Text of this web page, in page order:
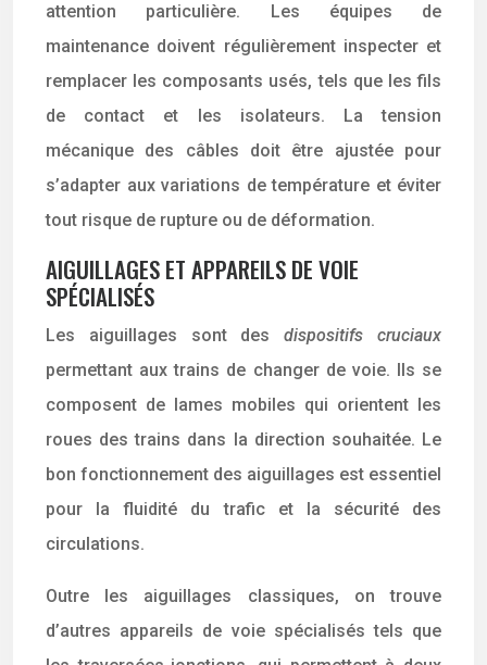
attention particulière. Les équipes de
maintenance doivent régulièrement inspecter et
remplacer les composants usés, tels que les fils
de contact et les isolateurs. La tension
mécanique des câbles doit être ajustée pour
s’adapter aux variations de température et éviter
tout risque de rupture ou de déformation.
AIGUILLAGES ET APPAREILS DE VOIE
SPÉCIALISÉS
Les aiguillages sont desdispositifs cruciaux
permettant aux trains de changer de voie. Ils se
composent de lames mobiles qui orientent les
roues des trains dans la direction souhaitée. Le
bon fonctionnement des aiguillages est essentiel
pour la fluidité du trafic et la sécurité des
circulations.
Outre les aiguillages classiques, on trouve
d’autres appareils de voie spécialisés tels que